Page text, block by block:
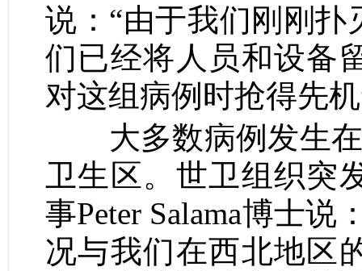
说： “由于我们刚刚扑
们已经将人员和设备
对这组病例时抢得先机
大多数病例发生
卫生区。世卫组织突
事Peter Salama博士说
况与我们在西北地区